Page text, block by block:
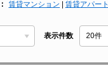
賃貸マンション 賃貸アパート
表示件数